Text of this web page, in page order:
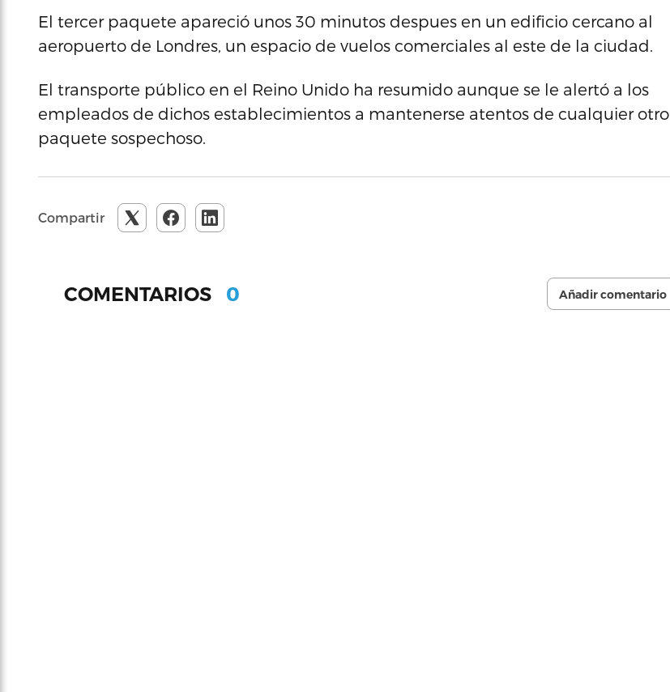
El tercer paquete apareció unos 30 minutos despues en un edificio cercano al
aeropuerto de Londres, un espacio de vuelos comerciales al este de la ciudad.
El transporte público en el Reino Unido ha resumido aunque se le alertó a los
empleados de dichos establecimientos a mantenerse atentos de cualquier otro
paquete sospechoso.
Compartir
COMENTARIOS 0 Añadir comentario